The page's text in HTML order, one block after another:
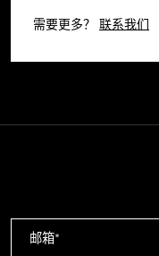
需要更多？ 联系我们